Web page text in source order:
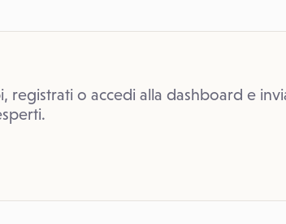
registrati o accedi alla dashboard e